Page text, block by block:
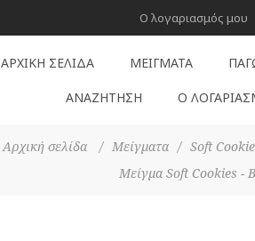
Ο λογαριασμός μου
ΑΡΧΙΚΉ ΣΕΛΊΔΑ ΜΕΊΓΜΑΤΑ
ΑΝΑΖΉΤΗΣΗ Ο
Αρχική σελίδα / Μείγματα / Soft
Μείγμα Soft Cookies -